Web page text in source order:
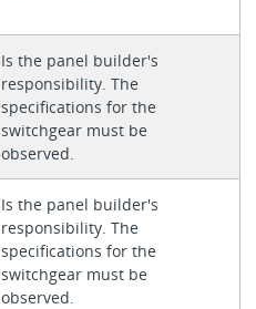
Is the panel builder's
responsibility. The
specifications for the
switchgear must be
observed.
Is the panel builder's
responsibility. The
specifications for the
switchgear must be
observed.